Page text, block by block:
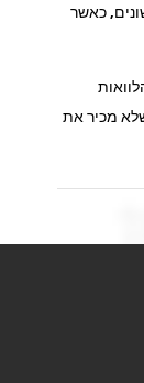
כאשר
מכיר את